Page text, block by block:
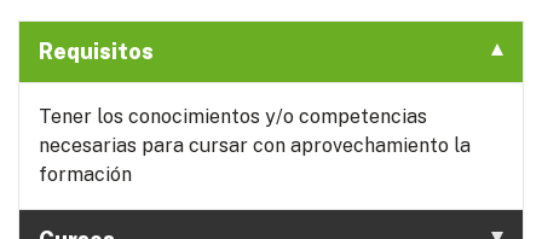
Requisitos
Tener los conocimientos y/o competencias
necesarias para cursar con aprovechamiento la
formación